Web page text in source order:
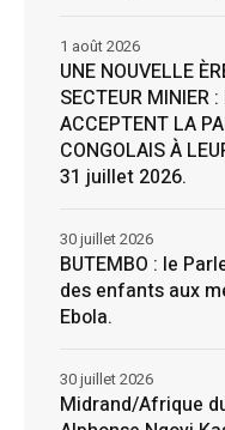
UNE NOUVELLE
SECTEUR MINIER
ACCEPTENT LA
CONGOLAIS À
31 juillet 2026.
1 août 2026
BUTEMBO : le
des enfants aux
Ebola.
30 juillet 2026
Midrand/Afrique
30 juillet 2026